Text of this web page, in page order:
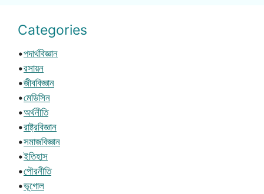
Categories
•পদার্থবিজ্ঞান
•রসায়ন
•জীববিজ্ঞান
•মেডিসিন
•অর্থনীতি
•রাষ্ট্রবিজ্ঞান
•সমাজবিজ্ঞান
•ইতিহাস
•পৌরনীতি
•ভূগোল